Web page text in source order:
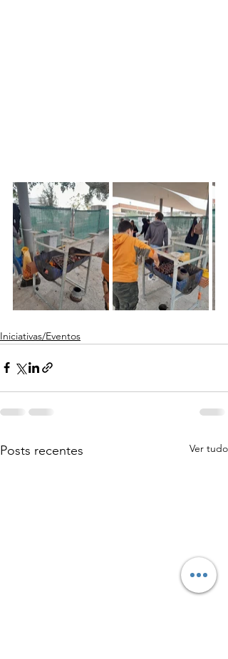
Iniciativas/Eventos
Posts recentes Ver tudo